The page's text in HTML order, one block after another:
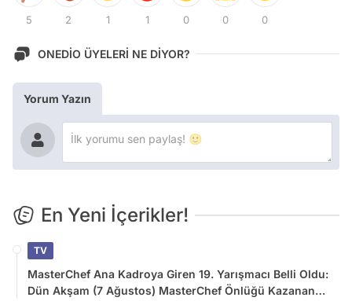
5 2 1 1 0 0 0
ONEDİO ÜYELERİ NE DİYOR?
Yorum Yazın
En Yeni İçerikler!
TV
MasterChef Ana Kadroya Giren 19. Yarışmacı Belli Oldu:
Dün Akşam (7 Ağustos) MasterChef Önlüğü Kazanan